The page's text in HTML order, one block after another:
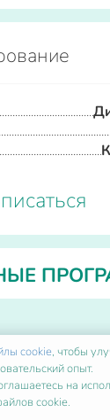
cookie, чтобы
опыт.
на
cookie.